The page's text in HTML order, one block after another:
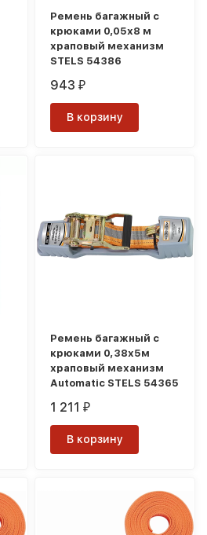
Ремень багажный с
крюками 0,05х8 м
храповый механизм
STELS 54386
943₽
В корзину
Ремень багажный с
крюками 0,38х5м
храповый механизм
Automatic STELS 54365
1 211₽
В корзину